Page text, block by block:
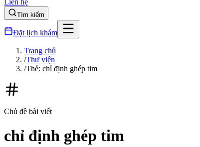
Liên hệ
Tìm kiếm
Đặt lịch khám
Trang chủ
/Thư viện
/Thẻ: chỉ định ghép tim
Chủ đề bài viết
chỉ định ghép tim